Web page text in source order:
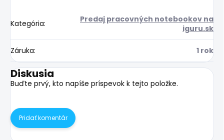
Kategória:
Predaj pracovných notebookov na
iguru.sk
Záruka: 1 rok
Diskusia
Buďte prvý, kto napíše príspevok k tejto položke.
Pridať komentár